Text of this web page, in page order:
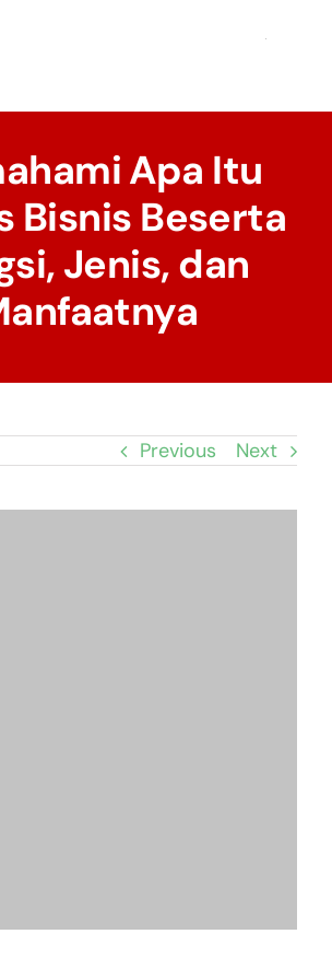
Apa Itu
Bisnis Beserta
Jenis, dan
Previous Next